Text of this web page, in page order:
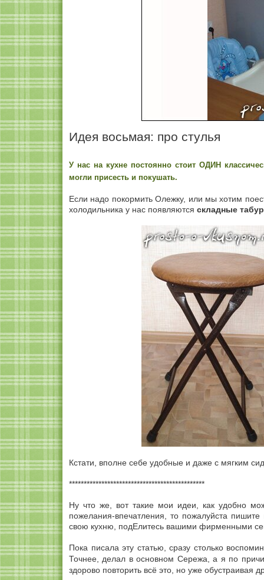
Идея восьмая: про стулья
У нас на кухне постоянно стоит ОДИН
могли присесть и покушать.
Если надо покормить Олежку, или мы хотим
холодильника у нас появляются складные
Кстати, вполне себе удобные и даже с мягким
**********************************************
Ну что же, вот такие мои идеи, как удобно
пожелания-впечатления, то пожалуйста
свою кухню, подЕлитесь вашими фирменными
Пока писала эту статью, сразу столько
Точнее, делал в основном Сережа, а я по
здорово повторить всё это, но уже обустраивая